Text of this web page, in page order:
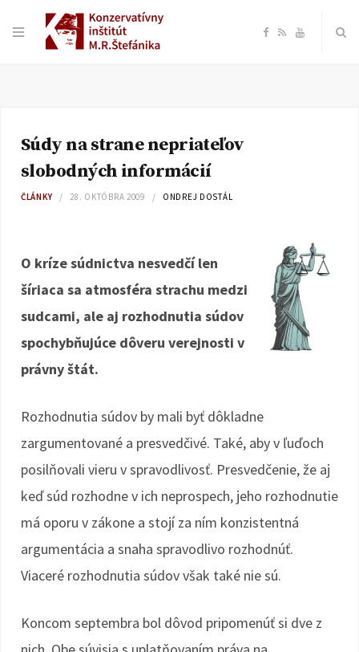
F R Y
e
Súdy na strane nepriateľov
slobodných informácií
ČLÁNKY 28. OKTÓBRA 2009 ONDREJ DOSTÁL
O kríze súdnictva nesvedčí len
šíriaca sa atmosféra strachu medzi
sudcami, ale aj rozhodnutia súdov
spochybňujúce dôveru verejnosti v
právny štát.
Rozhodnutia súdov by mali byť dôkladne
zargumentované a presvedčivé. Také, aby v ľuďoch
posilňovali vieru v spravodlivosť. Presvedčenie, že aj
keď súd rozhodne v ich neprospech, jeho rozhodnutie
má oporu v zákone a stojí za ním konzistentná
argumentácia a snaha spravodlivo rozhodnúť.
Viaceré rozhodnutia súdov však také nie sú.
Koncom septembra bol dôvod pripomenúť si dve z